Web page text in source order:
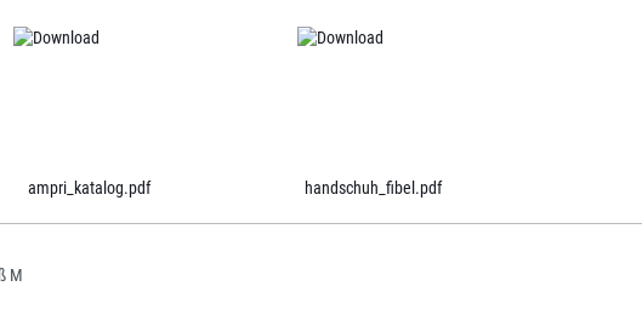
ampri_katalog.pdf handschuh_fibel.pdf
M